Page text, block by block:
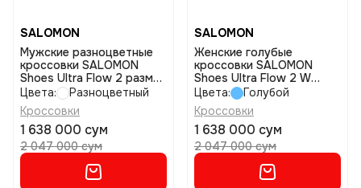
SALOMON
Мужские разноцветные
кроссовки SALOMON
Shoes Ultra Flow 2 размер
8,5
Цвета:
Разноцветный
Кроссовки
1 638 000 сум
2 047 000 сум
SALOMON
Женские голубые
кроссовки SALOMON
Shoes Ultra Flow 2 W
размер 5
Цвета:
Голубой
Кроссовки
1 638 000 сум
2 047 000 сум